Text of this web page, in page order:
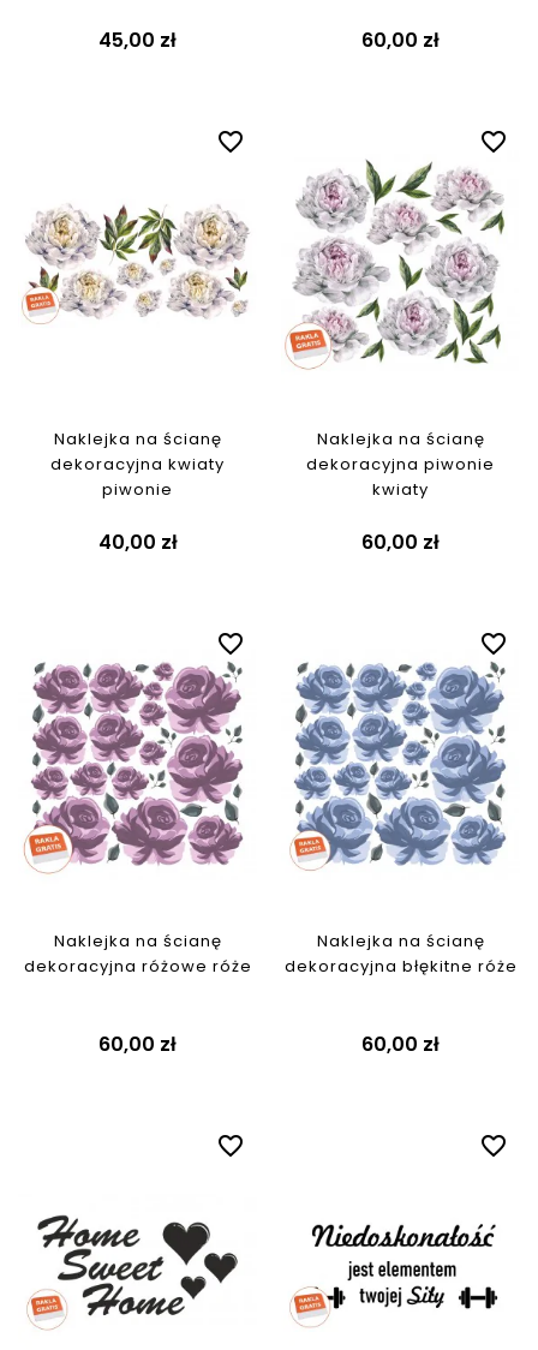
45,00 zł 60,00 zł
favorite_border
Naklejka na ścianę
dekoracyjna kwiaty
piwonie
40,00 zł
favorite_border
Naklejka na ścianę
dekoracyjna piwonie
kwiaty
60,00 zł
favorite_border
Naklejka na ścianę
dekoracyjna różowe róże
60,00 zł
favorite_border
Naklejka na ścianę
dekoracyjna błękitne róże
60,00 zł
favorite_border favorite_border